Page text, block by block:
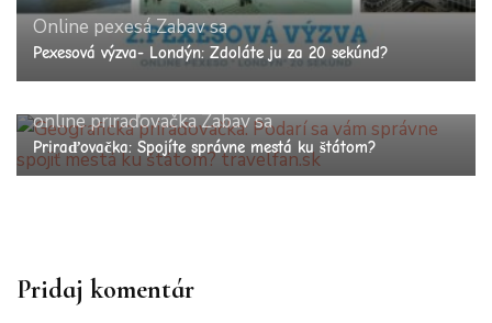
Online pexesáZabav sa
Pexesová výzva- Londýn: Zdoláte ju za 20 sekúnd?
online priraďovačkaZabav sa
Priraďovačka: Spojíte správne mestá ku štátom?
Pridaj komentár